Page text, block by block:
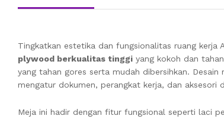
Tingkatkan estetika dan fungsionalitas ruang kerja
plywood berkualitas tinggi yang kokoh dan
yang tahan gores serta mudah dibersihkan.
mengatur dokumen, perangkat kerja, dan aksesori
Meja ini hadir dengan fitur fungsional seperti laci